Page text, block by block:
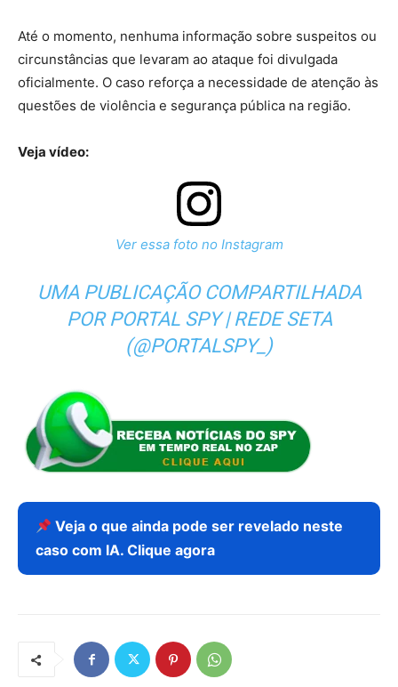
Até o momento, nenhuma informação sobre suspeitos ou
circunstâncias que levaram ao ataque foi divulgada
oficialmente. O caso reforça a necessidade de atenção às
questões de violência e segurança pública na região.
Veja vídeo:
Ver essa foto no Instagram
UMA PUBLICAÇÃO COMPARTILHADA
POR PORTAL SPY | REDE SETA
(@PORTALSPY_)
Veja o que ainda pode ser revelado neste
caso com IA. Clique agora